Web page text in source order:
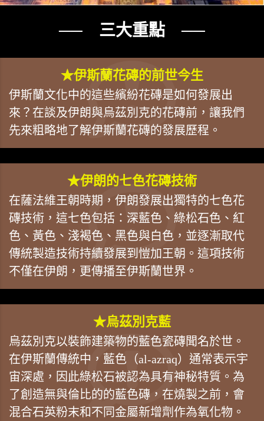
── 三大重點 ──
★伊斯蘭花磚的前世今生
伊斯蘭文化中的這些繽紛花磚是如何發展出
來？在談及伊朗與烏茲別克的花磚前，讓我們
先來粗略地了解伊斯蘭花磚的發展歷程。
★伊朗的七色花磚技術
在薩法維王朝時期，伊朗發展出獨特的七色花
磚技術，這七色包括：深藍色、綠松石色、紅
色、黃色、淺褐色、黑色與白色，並逐漸取代
傳統製造技術持續發展到愷加王朝。這項技術
不僅在伊朗，更傳播至伊斯蘭世界。
★烏茲別克藍
烏茲別克以裝飾建築物的藍色瓷磚聞名於世。
在伊斯蘭傳統中，藍色（al-azraq）通常表示宇
宙深處，因此綠松石被認為具有神秘特質。為
了創造無與倫比的的藍色磚，在燒製之前，會
混合石英粉末和不同金屬新增劑作為氧化物。